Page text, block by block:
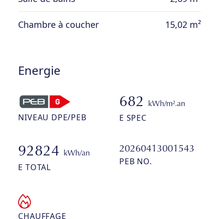
septique avec puit perdant.
Chambre à coucher 15,02 m²
Energie
NIVEAU DPE/PEB
682 kWh/m².an
E SPEC
92824 kWh/an
E TOTAL
20260413001543
PEB NO.
CHAUFFAGE